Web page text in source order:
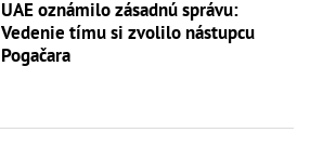
UAE oznámilo zásadnú správu:
Vedenie tímu si zvolilo nástupcu
Pogačara